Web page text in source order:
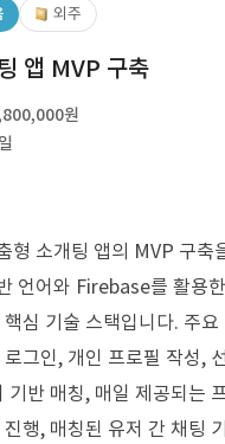
외주
앱 MVP 구축
원
형 소개팅 앱의 MVP 구축
언어와 Firebase를 활용
심 기술 스택입니다. 주요
그인, 개인 프로필 작성,
기반 매칭, 매일 제공되는
행, 매칭된 유저 간 채팅